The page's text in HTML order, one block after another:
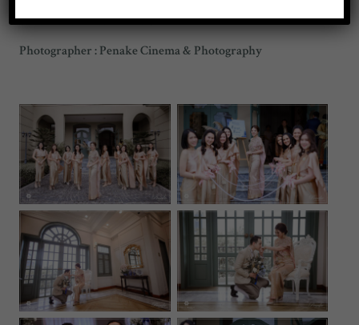
were made for each other.
Photographer : Penake Cinema & Photography